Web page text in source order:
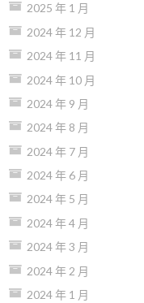
2025 年 1 月
2024 年 12 月
2024 年 11 月
2024 年 10 月
2024 年 9 月
2024 年 8 月
2024 年 7 月
2024 年 6 月
2024 年 5 月
2024 年 4 月
2024 年 3 月
2024 年 2 月
2024 年 1 月